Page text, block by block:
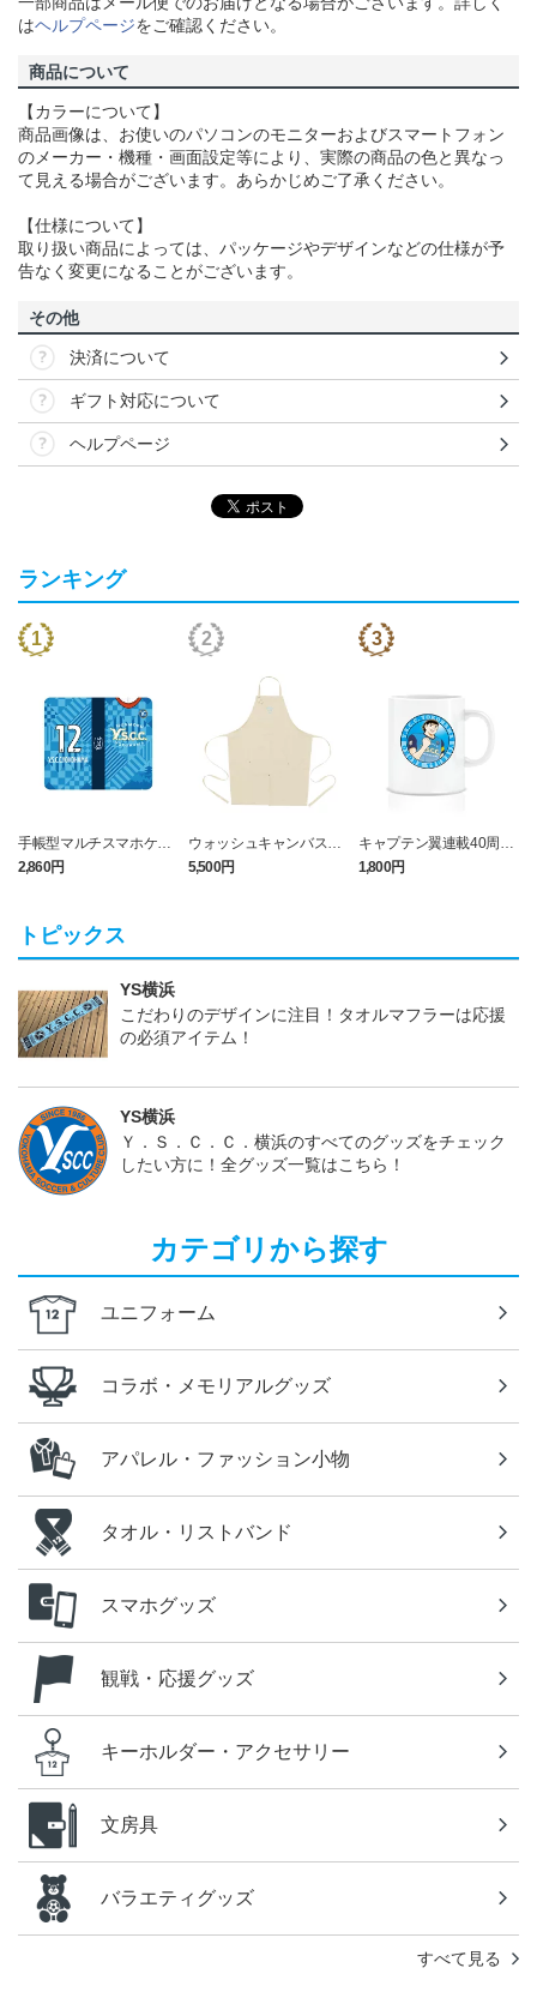
はヘルプページをご確認ください。
商品について
【カラーについて】
商品画像は、お使いのパソコンのモニターおよびスマートフォン
のメーカー・機種・画面設定等により、実際の商品の色と異なっ
て見える場合がございます。あらかじめご了承ください。
【仕様について】
取り扱い商品によっては、パッケージやデザインなどの仕様が予
告なく変更になることがございます。
その他
決済について
ギフト対応について
ヘルプページ
ランキング
手帳型マルチスマホケー
ス (Y.S.C.C.横浜)
2,860円
ウォッシュキャンバス＆
ツイル エプロン (Y.S.C.C.
横浜)
5,500円
キャプテン翼連載40周年
記念コラボ マグカップ
（Y．S．C．C．横浜）
1,800円
トピックス
YS横浜
こだわりのデザインに注目！タオルマフラーは応援
の必須アイテム！
YS横浜
Ｙ．Ｓ．Ｃ．Ｃ．横浜のすべてのグッズをチェック
したい方に！全グッズ一覧はこちら！
カテゴリから探す
ユニフォーム
コラボ・メモリアルグッズ
アパレル・ファッション小物
タオル・リストバンド
スマホグッズ
観戦・応援グッズ
キーホルダー・アクセサリー
文房具
バラエティグッズ
すべて見る